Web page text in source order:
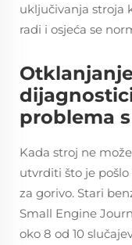
uključivanja stroja
radi i osjeća se
problema
Kada stroj ne
utvrditi što je
za gorivo. Stari
Small Engine
oko 8 od 10